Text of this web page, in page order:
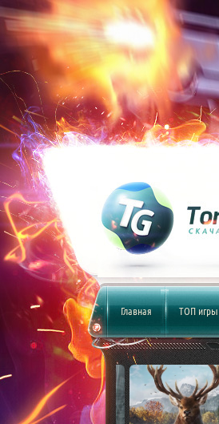
Главная ТОП игры